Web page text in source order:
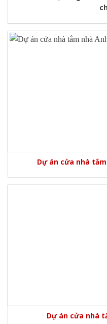
Dự án cửa nhà
Dự án cửa nhà